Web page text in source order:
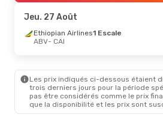
CAI- ABV
Jeu. 20 Août- Mar. 1 Sept.
- ABV
Jeu. 27 Août
Ethiopian Airlines1 Escale
ABV- CAI
Les prix indiqués ci-dessous étaient
trois derniers jours pour la période
pas être considérés comme le prix
que la disponibilité et les prix sont